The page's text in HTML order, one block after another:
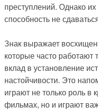
преступлений. Однако
способность не
Знак выражает
которые часто
вклад в установление
настойчивости. Это
играют не только роль в
фильмах, но и играют